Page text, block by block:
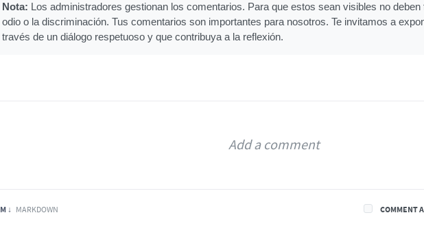
Nota: Los administradores gestionan los comentarios. Para que estos sean visibles no deben
odio o la discriminación. Tus comentarios son importantes para nosotros. Te invitamos a
través de un diálogo respetuoso y que contribuya a la reflexión.
COMMENT
M ↓ MARKDOWN